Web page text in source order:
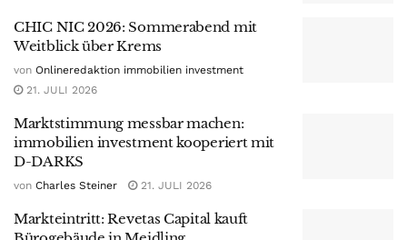
CHIC NIC 2026: Sommerabend mit
Weitblick über Krems
von Onlineredaktion immobilien investment
21. JULI 2026
Marktstimmung messbar machen:
immobilien investment kooperiert mit
D-DARKS
von Charles Steiner 21. JULI 2026
Markteintritt: Revetas Capital kauft